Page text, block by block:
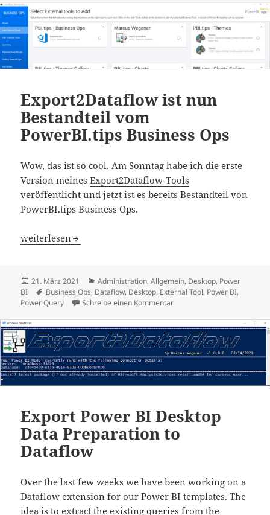
Export2Dataflow ist nun
Bestandteil vom
PowerBI.tips Business Ops
Wow, das ist so cool. Am Sonntag habe ich die erste
Version meinesExport2Dataflow-Tools
veröffentlicht und jetzt ist es bereits Bestandteil von
PowerBI.tips Business Ops.
Export2Dataflow ist nun Bestandteil vom PowerBI.tips
weiterlesen
Veröffentlicht
am
21. März 2021 Kategorien
Administration,Allgemein, Desktop, Power
BI
Schlagwörter
Business Ops, Dataflow, Desktop, External Tool, Power BI,
Power Query
Schreibe einen Kommentarzu Export2Dataflow ist nun
Export Power BI Desktop
Data Preparation to
Dataflow
Over the last few weeks we have been working on a
Dataflow extension for our Power BI templates. The
idea is to extract the existing queries from the